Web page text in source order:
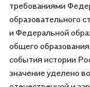
требованиями
образовательного
и Федеральной
общего
события истории
значение уделено